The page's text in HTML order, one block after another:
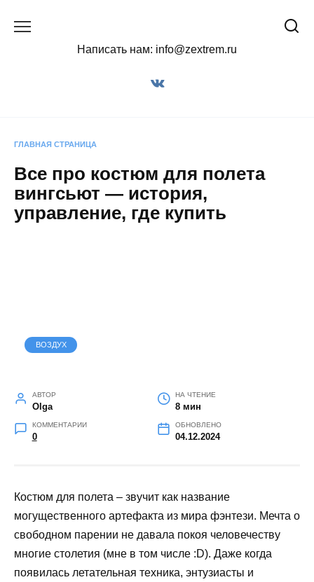
Написать нам: info@zextrem.ru
ГЛАВНАЯ СТРАНИЦА
Все про костюм для полета
вингсьют — история,
управление, где купить
ВОЗДУХ
АВТОР
Olga
НА ЧТЕНИЕ
8 мин
КОММЕНТАРИИ
0
ОБНОВЛЕНО
04.12.2024
Костюм для полета – звучит как название
могущественного артефакта из мира фэнтези. Мечта о
свободном парении не давала покоя человечеству
многие столетия (мне в том числе :D). Даже когда
появилась летательная техника, энтузиасты и